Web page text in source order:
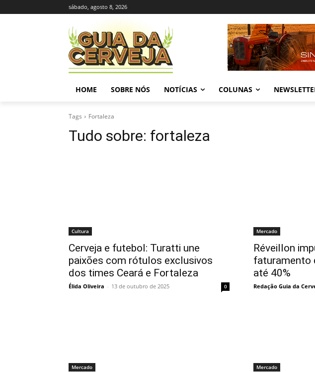
sábado, agosto 8, 2026
HOME SOBRE NÓS NOTÍCIAS COLUNAS
Tags Fortaleza
Tudo sobre: fortaleza
Cultura
Cerveja e futebol: Turatti une
paixões com rótulos exclusivos
dos times Ceará e Fortaleza
Élida Oliveira - 13 de outubro de 2025 0
Mercado
Réveillon
faturamento
até 40%
Redação Guia da
Mercado Mercado